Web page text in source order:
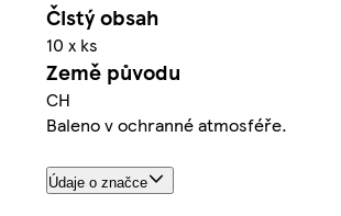
Čistý obsah
10 x ks
Země původu
CH
Baleno v ochranné atmosféře.
Údaje o značce